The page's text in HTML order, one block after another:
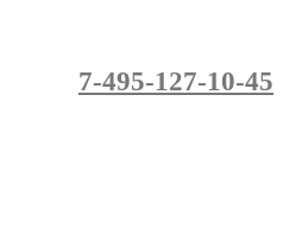
7-495-127-10-45